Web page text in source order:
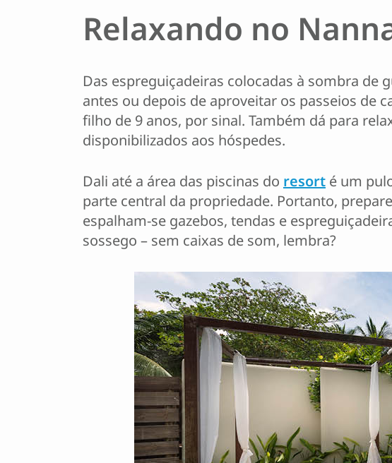
Relaxando no
Das espreguiçadeiras colocadas à sombra de
antes ou depois de aproveitar os passeios de
filho de 9 anos, por sinal. Também dá para
disponibilizados aos hóspedes.
Dali até a área das piscinas do resort é um
parte central da propriedade. Portanto,
espalham-se gazebos, tendas e
sossego – sem caixas de som, lembra?